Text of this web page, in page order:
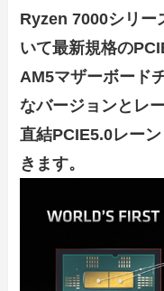
Ryzen 7000シリー
いて最新規格の
AM5マザーボード
なバージョンとレ
直結PCIE5.0レー
きます。